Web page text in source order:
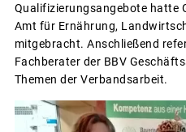
Qualifizierungsangebote hatte
Amt für Ernährung,
mitgebracht. Anschließend
Fachberater der BBV
Themen der Verbandsarbeit.